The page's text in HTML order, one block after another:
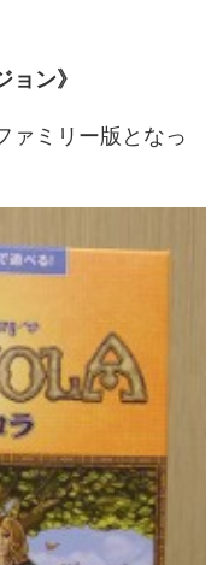
ョン》
ァミリー版となっ